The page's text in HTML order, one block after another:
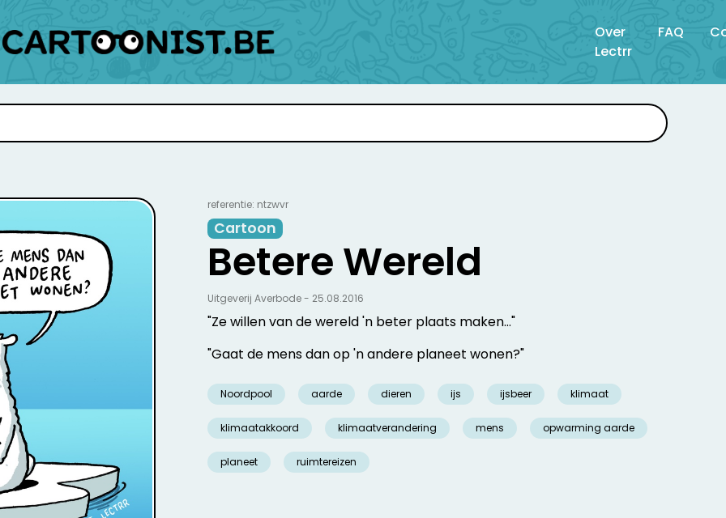
Over
Lectrr
FAQ
referentie: ntzwvr
Cartoon
Betere Wereld
"Ze willen van de wereld 'n beter plaats maken…"
"Gaat de mens dan op 'n andere planeet wonen?"
Noordpool aarde dieren ijs ijsbeer klimaat
klimaatakkoord klimaatverandering mens opwarming aarde
planeet ruimtereizen
Uitgeverij Averbode - 25.08.2016